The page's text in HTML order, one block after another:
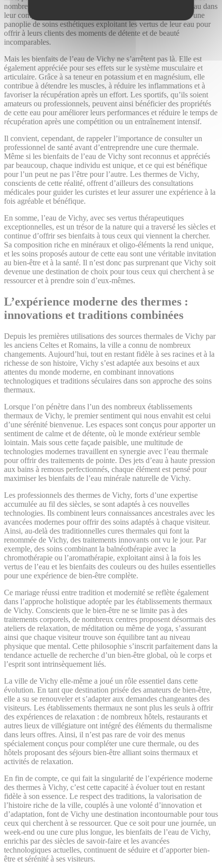
nombreux produits cosmétiques vantent les mérites de cette eau dans
leur composition. Les thermes de Vichy proposent d’ailleurs une
panoplie de soins esthétiques exploitant les vertus de leur eau pour
offrir à leurs clients des moments de détente et de beauté
incomparables.
Mais les bienfaits de l’eau de Vichy ne s’arrêtent pas là. Elle est
également appréciée pour ses effets sur le système musculaire et
articulaire. Grâce à sa teneur en potassium et en magnésium, elle
contribue à détendre les muscles, à réduire les inflammations et à
favoriser la récupération après un effort. Les sportifs, qu’ils soient
amateurs ou professionnels, peuvent ainsi bénéficier des propriétés
de cette eau pour améliorer leurs performances et réduire le temps de
récupération après une compétition ou un entraînement intensif.
Il convient, cependant, de rappeler l’importance de consulter un
professionnel de santé avant d’entreprendre une cure thermale.
Même si les bienfaits de l’eau de Vichy sont reconnus et appréciés
par beaucoup, chaque individu est unique, et ce qui est bénéfique
pour l’un peut ne pas l’être pour l’autre. Les thermes de Vichy,
conscients de cette réalité, offrent d’ailleurs des consultations
médicales pour guider les curistes et leur assurer une expérience à la
fois agréable et bénéfique.
En somme, l’eau de Vichy, avec ses vertus thérapeutiques
exceptionnelles, est un trésor de la nature qui a traversé les siècles et
continue d’offrir ses bienfaits à tous ceux qui viennent la chercher.
Sa composition riche en minéraux et oligo-éléments la rend unique,
et les soins proposés autour de cette eau sont une véritable invitation
au bien-être et à la santé. Il n’est donc pas surprenant que Vichy soit
devenue une destination de choix pour tous ceux qui cherchent à se
ressourcer et à prendre soin d’eux-mêmes.
L’expérience moderne des thermes :
innovations et traditions combinées
Depuis les premières utilisations des sources thermales de Vichy par
les anciens Celtes et Romains, la ville a connu de nombreux
changements. Aujourd’hui, tout en restant fidèle à ses racines et à la
richesse de son histoire, Vichy s’est adaptée aux besoins et aux
attentes du monde moderne, en combinant innovations
technologiques et traditions séculaires dans son approche des soins
thermaux.
Lorsque l’on pénètre dans l’un des nombreux établissements
thermaux de Vichy, le premier sentiment qui nous envahit est celui
d’une sérénité bienvenue. Les espaces sont conçus pour apporter un
sentiment de calme et de détente, où le monde extérieur semble
lointain. Mais sous cette façade paisible, une multitude de
technologies modernes travaillent en synergie avec l’eau thermale
pour offrir des traitements de pointe. Des jets d’eau à haute pression
aux bains à remous perfectionnés, chaque élément est pensé pour
maximiser les bienfaits de l’eau minérale naturelle de Vichy.
Les professionnels des thermes de Vichy, forts d’une expertise
accumulée au fil des siècles, se sont adaptés à ces nouvelles
technologies. Ils combinent leurs connaissances ancestrales avec les
avancées modernes pour offrir des soins adaptés à chaque visiteur.
Ainsi, au-delà des traditionnelles cures thermales qui font la
renommée de Vichy, des traitements innovants ont vu le jour. Par
exemple, des soins combinant la balnéothérapie avec la
chromothérapie ou l’aromathérapie, exploitant ainsi à la fois les
vertus de l’eau et les bienfaits des couleurs ou des huiles essentielles
pour une expérience de bien-être complète.
Ce mariage réussi entre tradition et modernité se reflète également
dans l’approche holistique adoptée par les établissements thermaux
de Vichy. Conscients que le bien-être ne se limite pas à des
traitements corporels, de nombreux centres proposent désormais des
ateliers de relaxation, de méditation ou même de yoga, s’assurant
ainsi que chaque visiteur trouve son équilibre tant au niveau
physique que mental. Cette philosophie s’inscrit parfaitement dans la
tendance actuelle de recherche d’un bien-être global, où le corps et
l’esprit sont intrinsèquement liés.
La ville de Vichy elle-même a joué un rôle essentiel dans cette
évolution. En tant que destination prisée des amateurs de bien-être,
elle a su se renouveler et s’adapter aux demandes changeantes des
visiteurs. Les établissements thermaux ne sont plus les seuls à offrir
des expériences de relaxation : de nombreux hôtels, restaurants et
autres lieux de villégiature ont intégré des éléments du thermalisme
dans leurs offres. Ainsi, il n’est pas rare de voir des menus
spécialement conçus pour compléter une cure thermale, ou des
hôtels proposant des séjours bien-être alliant soins thermaux et
activités de relaxation.
En fin de compte, ce qui fait la singularité de l’expérience moderne
des thermes à Vichy, c’est cette capacité à évoluer tout en restant
fidèle à son essence. Le respect des traditions, la valorisation de
l’histoire riche de la ville, couplés à une volonté d’innovation et
d’adaptation, font de Vichy une destination incontournable pour tous
ceux qui cherchent à se ressourcer. Que ce soit pour une journée, un
week-end ou une cure plus longue, les bienfaits de l’eau de Vichy,
enrichis par des siècles de savoir-faire et les avancées
technologiques actuelles, continuent de séduire et d’apporter bien-
être et sérénité à ses visiteurs.